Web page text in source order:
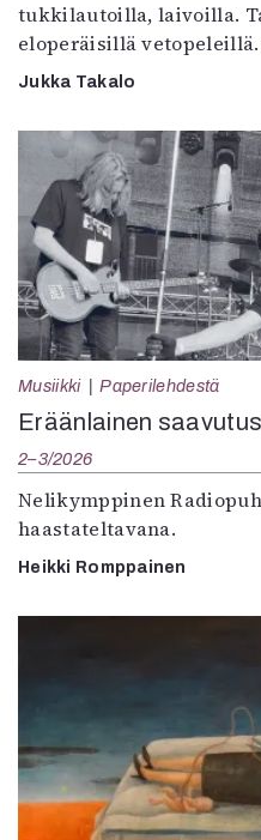
tukkilautoilla, laivoilla.
eloperäisillä
Jukka Takalo
Musiikki Paperilehdestä
Eräänlainen saavutus
2–3/2026
Nelikymppinen
haastateltavana.
Heikki Romppainen